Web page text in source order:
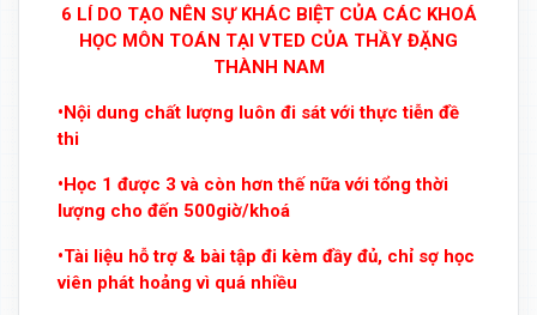
6 LÍ DO TẠO NÊN SỰ KHÁC BIỆT CỦA CÁC KHOÁ
HỌC MÔN TOÁN TẠI VTED CỦA THẦY ĐẶNG
THÀNH NAM
•Nội dung chất lượng luôn đi sát với thực tiễn đề
thi
•Học 1 được 3 và còn hơn thế nữa với tổng thời
lượng cho đến 500giờ/khoá
•Tài liệu hỗ trợ & bài tập đi kèm đầy đủ, chỉ sợ học
viên phát hoảng vì quá nhiều